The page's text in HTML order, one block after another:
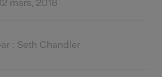
mars, 2018
: Seth Chandler